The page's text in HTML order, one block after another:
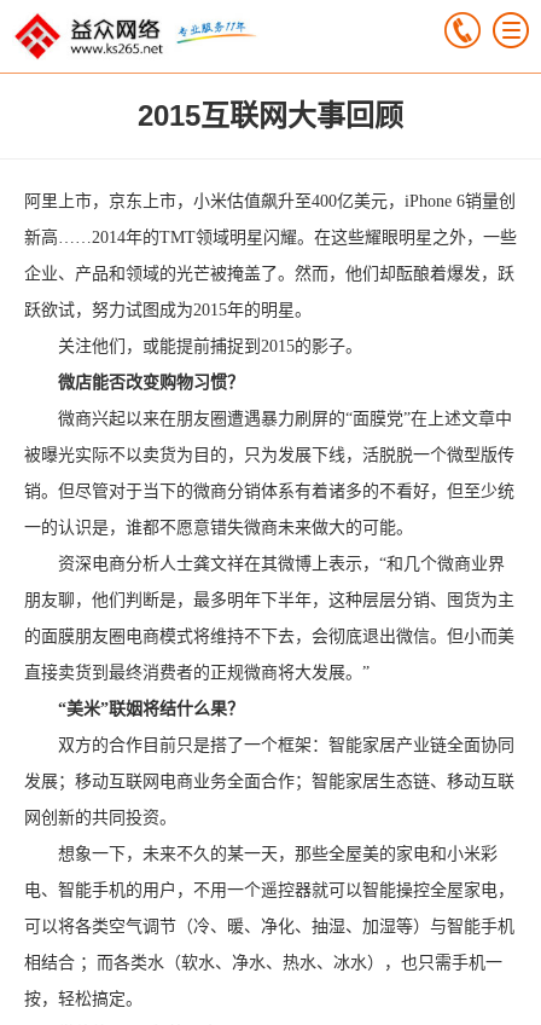
2015互联网大事回顾
阿里上市，京东上市，小米估值飙升至400亿美元，iPhone 6销量创
新高……2014年的TMT领域明星闪耀。在这些耀眼明星之外，一些
企业、产品和领域的光芒被掩盖了。然而，他们却酝酿着爆发，跃
跃欲试，努力试图成为2015年的明星。
关注他们，或能提前捕捉到2015的影子。
微店能否改变购物习惯？
微商兴起以来在朋友圈遭遇暴力刷屏的“面膜党”在上述文章中
被曝光实际不以卖货为目的，只为发展下线，活脱脱一个微型版传
销。但尽管对于当下的微商分销体系有着诸多的不看好，但至少统
一的认识是，谁都不愿意错失微商未来做大的可能。
资深电商分析人士龚文祥在其微博上表示，“和几个微商业界
朋友聊，他们判断是，最多明年下半年，这种层层分销、囤货为主
的面膜朋友圈电商模式将维持不下去，会彻底退出微信。但小而美
直接卖货到最终消费者的正规微商将大发展。”
“美米”联姻将结什么果？
双方的合作目前只是搭了一个框架：智能家居产业链全面协同
发展；移动互联网电商业务全面合作；智能家居生态链、移动互联
网创新的共同投资。
想象一下，未来不久的某一天，那些全屋美的家电和小米彩
电、智能手机的用户，不用一个遥控器就可以智能操控全屋家电，
可以将各类空气调节（冷、暖、净化、抽湿、加湿等）与智能手机
相结合 ；而各类水（软水、净水、热水、冰水），也只需手机一
按，轻松搞定。